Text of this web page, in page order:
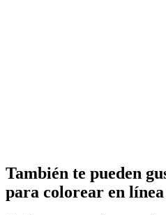
También te pueden
para colorear en línea